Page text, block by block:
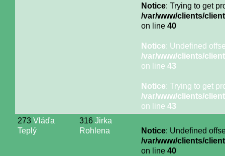
Notice: Trying to get
/var/www/clients/
on line 40
Notice: Undefined
/var/www/clients/
on line 43
Notice: Trying to get
/var/www/clients/
on line 43
273 Vláďa
Teplý
316 Jirka
Rohlena
Notice: Undefined
/var/www/clients/
on line 40